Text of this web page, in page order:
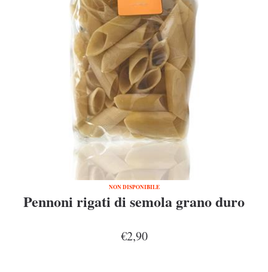
NON DISPONIBILE
Pennoni rigati di semola grano duro
€2,90